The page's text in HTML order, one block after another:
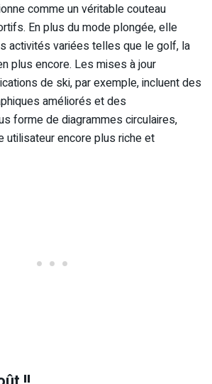
comme un véritable couteau
En plus du mode plongée, elle
activités variées telles que le golf, la
plus encore. Les mises à jour
de ski, par exemple, incluent des
améliorés et des
forme de diagrammes circulaires,
utilisateur encore plus riche et